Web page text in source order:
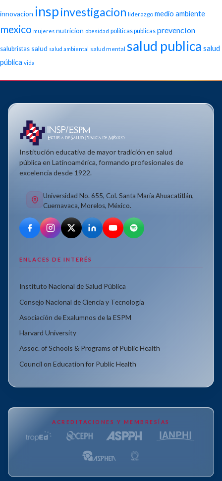
innovacion inspinvestigacion liderazgo medio ambiente
mexico mujeres nutricion obesidad politicas publicas prevencion
salubristas salud salud ambiental salud mental salud publica salud
pública vida
Institución educativa de mayor tradición en salud
pública en Latinoamérica, formando profesionales de
excelencia desde 1922.
Universidad No. 655, Col. Santa María Ahuacatitlán,
Cuernavaca, Morelos, México.
ENLACES DE INTERÉS
Instituto Nacional de Salud Pública
Consejo Nacional de Ciencia y Tecnología
Asociación de Exalumnos de la ESPM
Harvard University
Assoc. of Schools & Programs of Public Health
Council on Education for Public Health
ACREDITACIONES Y MEMBRESÍAS